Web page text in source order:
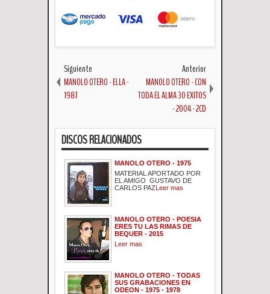
Siguiente
MANOLO OTERO - ELLA -
1987
Anterior
MANOLO OTERO - CON
TODA EL ALMA 30 EXITOS
- 2004 - 2CD
DISCOS RELACIONADOS
MANOLO OTERO - 1975
MATERIAL APORTADO POR
EL AMIGO GUSTAVO DE
CARLOS PAZLeer mas
MANOLO OTERO - POESIA
ERES TU LAS RIMAS DE
BEQUER - 2015
Leer mas
MANOLO OTERO - TODAS
SUS GRABACIONES EN
ODEON - 1975 - 1978